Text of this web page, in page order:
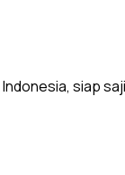
Indonesia, siap